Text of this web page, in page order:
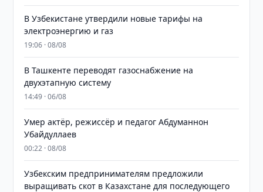
В Узбекистане утвердили новые тарифы на
электроэнергию и газ
19:06 · 08/08
В Ташкенте переводят газоснабжение на
двухэтапную систему
14:49 · 06/08
Умер актёр, режиссёр и педагог Абдуманнон
Убайдуллаев
00:22 · 08/08
Узбекским предпринимателям предложили
выращивать скот в Казахстане для последующего